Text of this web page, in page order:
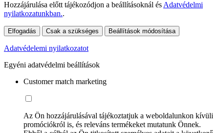
Hozzájárulása előtt tájékozódjon a beállításoknál és Adatvédelmi
nyilatkozatunkban..
Elfogadás Csak a szükséges Beállítások módosítása
Adatvédelemi nyilatkozatot
Egyéni adatvédelmi beállítások
Customer match marketing
Az Ön hozzájárulásával tájékoztatjuk a weboldalunkon kívüli
promóciókról is, és releváns termékeket mutatunk Önnek.